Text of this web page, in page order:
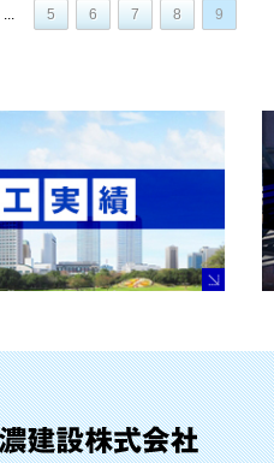
... 5 6 7 8 9